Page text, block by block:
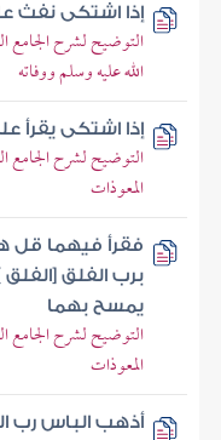
إذا اشتكى نفث
التوضيح لشرح
الله عليه وسلم ووفاته
إذا اشتكى يقرأ
التوضيح لشرح
المعوذات
فقرأ فيهما قل
برب الفلق
يمسح بهما
التوضيح لشرح
المعوذات
أذهب الباس رب